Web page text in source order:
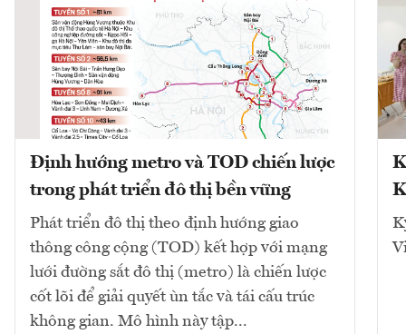
Định hướng metro và TOD chiến lược
trong phát triển đô thị bền vững
Phát triển đô thị theo định hướng giao
thông công cộng (TOD) kết hợp với mạng
lưới đường sắt đô thị (metro) là chiến lược
cốt lõi để giải quyết ùn tắc và tái cấu trúc
không gian. Mô hình này tập...